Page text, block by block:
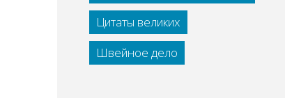
Цитаты великих
Швейное дело